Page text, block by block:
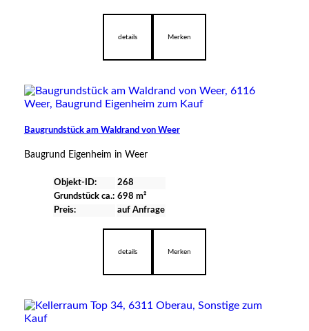
details Merken
Baugrundstück am Waldrand von Weer
Baugrund Eigenheim in Weer
Objekt-ID:
268
Grund­stück ca.: 698 m²
Preis:
auf Anfrage
details Merken